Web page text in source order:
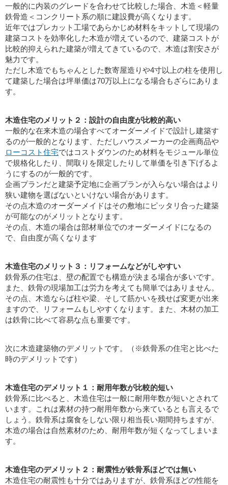
一般的に内装のグレードを合わせて比較した場合、木造＜軽量
鉄骨造＜コンクリート系の順に建設費が高くなります。
近年ではプレカット工場であらかじめ材料をキットして現場の
建築コストを効率化した木造が増えているので、建築コストが
比較的抑えられた建築が増えてきているので、木造は割安さが
魅力です。
ただし木造でもちゃんとした数寄屋造りや4寸以上の柱を使用し
て建築した場合は坪単価は70万以上になる場合もざらにありま
す。
木造住宅のメリット２：設計の自由度が比較的高い
一般的な在来木造の場合すべてオーダーメイドで設計し建築す
るのが一般的となります、ただしハウスメーカーの企画商品や
ローコスト住宅ではコストダウンのため材料をモジュール単位
で規格化したり、間取りを限定したりして単価を引き下げるよ
うにするのが一般的です。
企画プランだと建築予定地に企画プランが入らない場合はより
狭い建物を選ばないといけない場合があります。
その点木造のオーダーメイドはその敷地にピッタリ合った建築
が可能なのがメリットとなります。
その点、木造の場合は部材単位でのオーダーメイドになるの
で、自由度が高くなります
木造住宅のメリット３：リフォームなどがしやすい
鉄骨系の住宅は、壁の配置でも構造が決まる場合が多いです。
また、鉄骨の現場加工は労力を考えても簡単ではありません。
その点、木造ならば柱や梁、そして筋かいを残せば変更が出来
ますので、リフォームもしやすくなります。また、木材の加工
は鉄骨に比べて容易な点も重要です。
次に木造建築物のデメリットです。（※鉄骨系の住宅と比べた
時のデメリットです）
木造住宅のデメリット１：耐用年数が比較的短い
鉄骨系に比べると、木造住宅は一般に耐用年数が短いとされて
います。これは素材の持つ耐用年数から来ているとも言えるで
しょう。鉄骨系は腐食をしない限り相当長い期間持ちますが、
木造の場合は自然素材のため、耐用年数が短くなってしまいま
す。
木造住宅のデメリット２：耐震性が鉄骨系ほどでは無い
木造住宅の耐震性も十分ではありますが、鉄骨系ほどの性能を